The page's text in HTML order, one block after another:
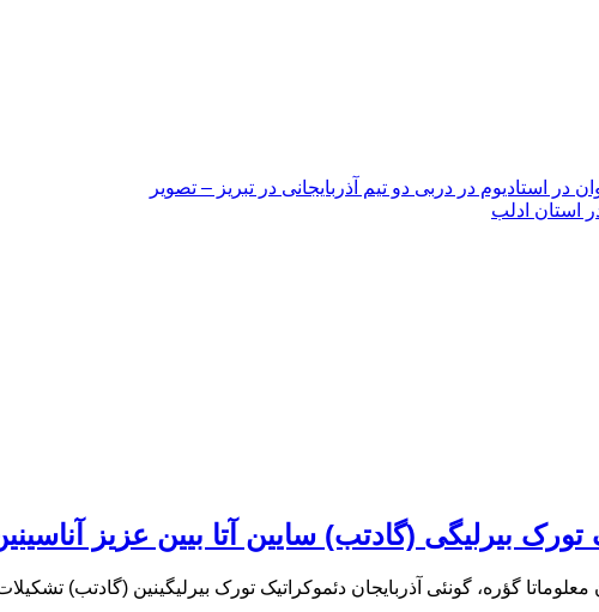
استادیوم در دربی دو تیم آذربایجانی در تبریز – تصویر
استان ادلب
تورک بیرلیگی (گادتب) سایین آتا بیین عزیز
گؤره، گونئی آذربایجان دئموکراتیک تورک بیرلیگینین (گادتب)